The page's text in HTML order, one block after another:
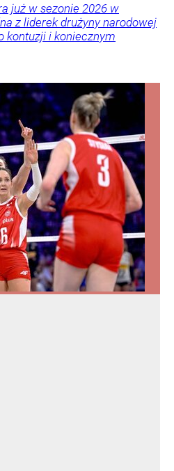
już w sezonie 2026 w
z liderek drużyny narodowej
kontuzji i koniecznym